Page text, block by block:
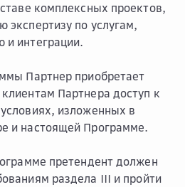
комплексных проектов,
экспертизу по услугам,
интеграции.
Партнер приобретает
Партнера доступ к
изложенных в
и настоящей Программе.
претендент должен
раздела III и пройти